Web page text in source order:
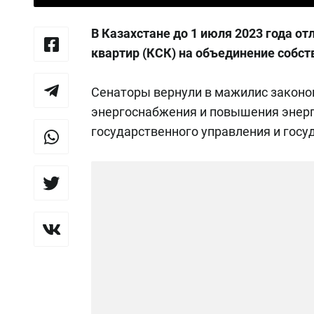
В Казахстане до 1 июля 2023 года
квартир (КСК) на объединение
Сенаторы вернули в мажилис
энергоснабжения и повышения
государственного управления и